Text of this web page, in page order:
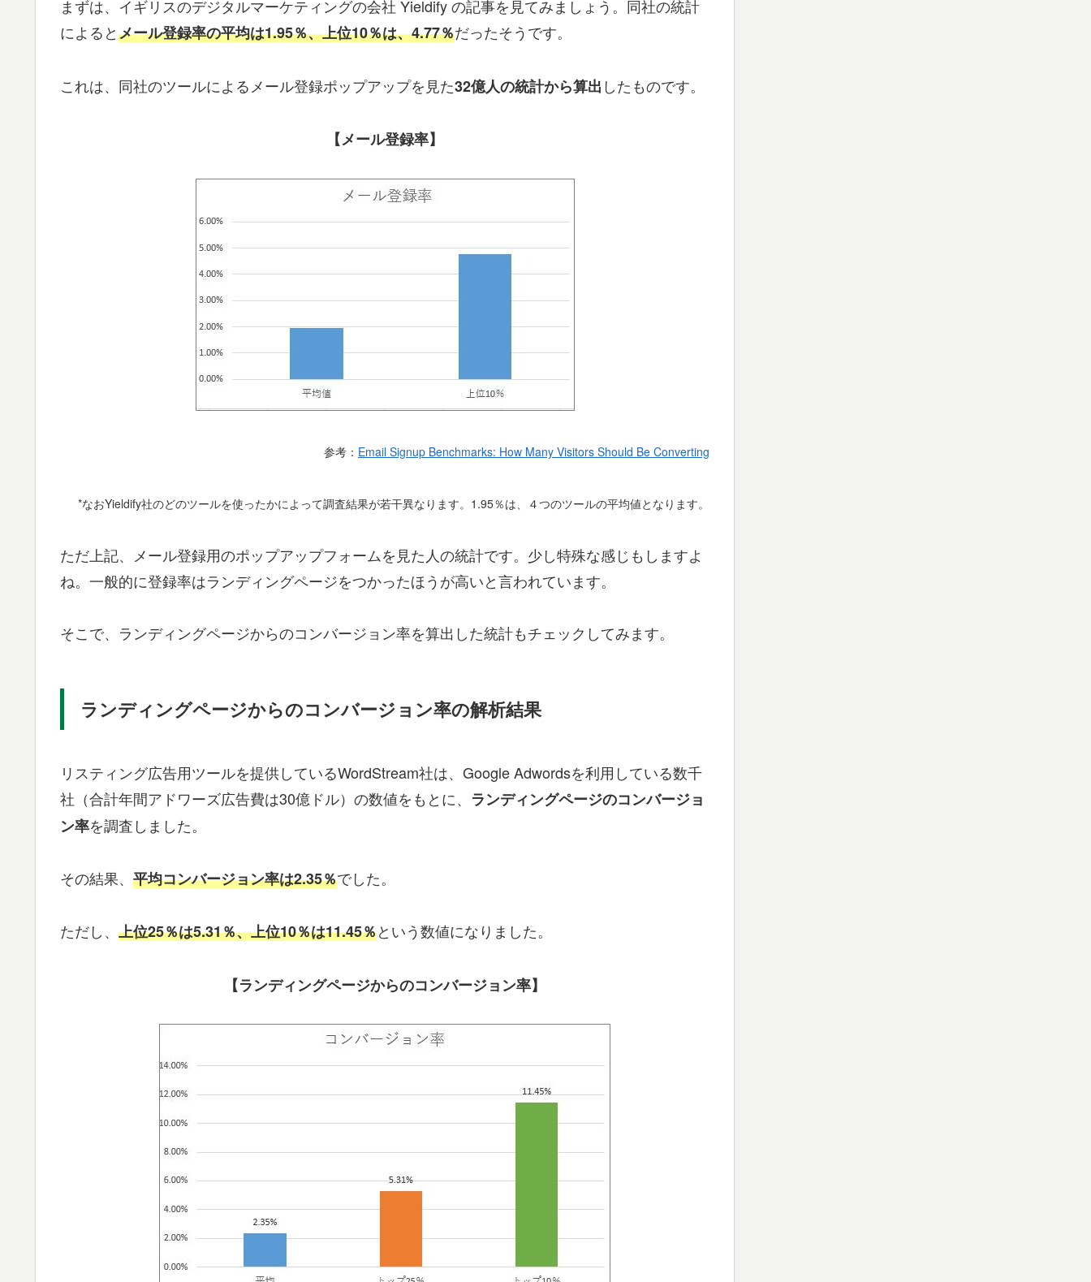
まずは、イギリスのデジタルマーケティングの会社 Yieldify の記事を見てみましょう。同社の統計
によるとメール登録率の平均は1.95％、上位10％は、4.77％だったそうです。
これは、同社のツールによるメール登録ポップアップを見た32億人の統計から算出 したものです。
【メール登録率】
参考： Email Signup Benchmarks: How Many Visitors Should Be Converting
*なおYieldify社のどのツールを使ったかによって調査結果が若干異なります。1.95％は、４つのツールの平均値となります。
ただ上記、メール登録用のポップアップフォームを見た人の統計です。少し特殊な感じもしますよ
ね。一般的に登録率はランディングページをつかったほうが高いと言われています。
そこで、ランディングページからのコンバージョン率を算出した統計もチェックしてみます。
ランディングページからのコンバージョン率の解析結果
リスティング広告用ツールを提供しているWordStream社は、Google Adwordsを利用している数千
社（合計年間アドワーズ広告費は30億ドル）の数値をもとに、 ランディングページのコンバージョ
ン率を調査しました。
その結果、 平均コンバージョン率は2.35％でした。
ただし、 上位25％は5.31％、上位10％は11.45％という数値になりました。
【ランディングページからのコンバージョン率】